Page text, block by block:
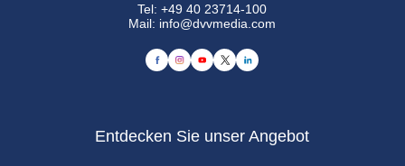
Tel:+49 40 23714-100
Mail: info@dvvmedia.com
Entdecken Sie unser Angebot